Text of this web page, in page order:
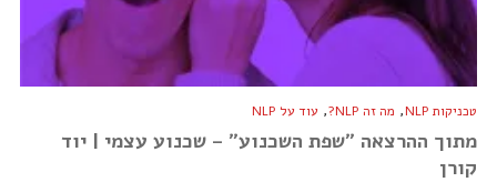
טכניקות NLP , מה זה NLP? , עוד על NLP
מתוך ההרצאה ״שפת השכנוע״ – שכנוע עצמי | יוד
קורן